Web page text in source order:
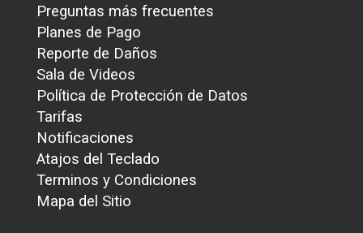
Preguntas más frecuentes
Planes de Pago
Reporte de Daños
Sala de Videos
Política de Protección de Datos
Tarifas
Notificaciones
Atajos del Teclado
Terminos y Condiciones
Mapa del Sitio